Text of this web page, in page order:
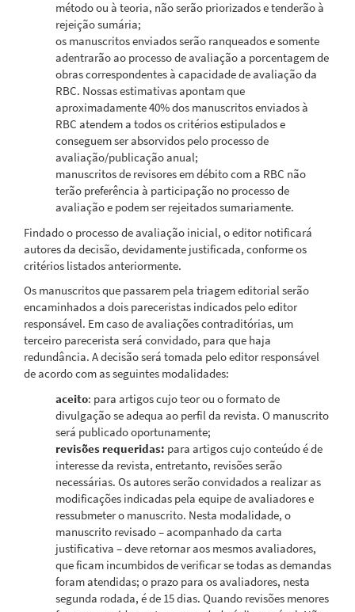
método ou à teoria, não serão priorizados e tenderão à
rejeição sumária;
os manuscritos enviados serão ranqueados e somente
adentrarão ao processo de avaliação a porcentagem de
obras correspondentes à capacidade de avaliação da
RBC. Nossas estimativas apontam que
aproximadamente 40% dos manuscritos enviados à
RBC atendem a todos os critérios estipulados e
conseguem ser absorvidos pelo processo de
avaliação/publicação anual;
manuscritos de revisores em débito com a RBC não
terão preferência à participação no processo de
avaliação e podem ser rejeitados sumariamente.
Findado o processo de avaliação inicial, o editor notificará
autores da decisão, devidamente justificada, conforme os
critérios listados anteriormente.
Os manuscritos que passarem pela triagem editorial serão
encaminhados a dois pareceristas indicados pelo editor
responsável. Em caso de avaliações contraditórias, um
terceiro parecerista será convidado, para que haja
redundância. A decisão será tomada pelo editor responsável
de acordo com as seguintes modalidades:
aceito: para artigos cujo teor ou o formato de
divulgação se adequa ao perfil da revista. O manuscrito
será publicado oportunamente;
revisões requeridas: para artigos cujo conteúdo é de
interesse da revista, entretanto, revisões serão
necessárias. Os autores serão convidados a realizar as
modificações indicadas pela equipe de avaliadores e
ressubmeter o manuscrito. Nesta modalidade, o
manuscrito revisado – acompanhado da carta
justificativa – deve retornar aos mesmos avaliadores,
que ficam incumbidos de verificar se todas as demandas
foram atendidas; o prazo para os avaliadores, nesta
segunda rodada, é de 15 dias. Quando revisões menores